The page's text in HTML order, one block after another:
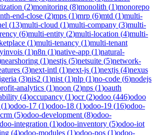
(2)monitoring (8)monolith (1)monorepo
end-close (2)mps (1)mrp (6)mtd (1)multi-
(13)multi-cloud (1)multi-company (3)multi-
(6)multi-entity (2)multi-location (4)multi-
(1)multi-tenancy (1)multi-tenant
(1)n8n (1)native-app (1)natural-
nearshoring (1)nestjs (5)netsuite (5)network-
(3)next-intl (1)next-js (1)nextjs (4)nexus
(3)nis2 (1)nist (1)nlp (1)no-code (6)nodejs
analytics (1)noon (2)nps (1)oauth
(4)occupancy (1)ocr(2)odoo (446)odoo
(1)odoo-17 (1)odoo-18 (1)odoo-19 (16)odoo-
(5)odoo-development (8)odoo-
integration (1)odoo-inventory (5)odoo-iot
(4)odoo-modules (1)odoo-pos (1)odoo-